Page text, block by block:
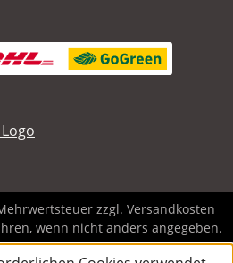
zzgl. Versandkosten
wenn nicht anders angegeben.